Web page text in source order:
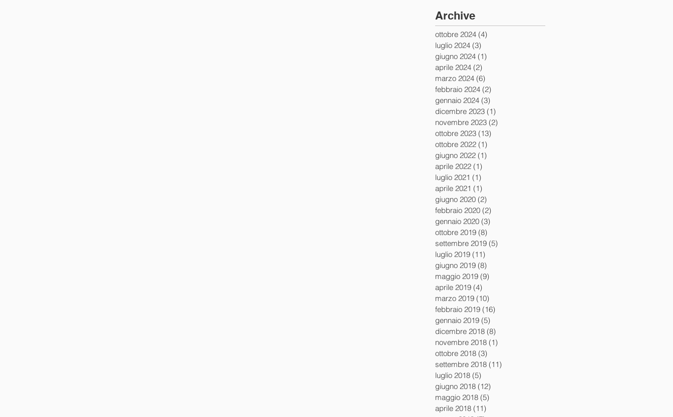
Archive
ottobre 2024 (4)
luglio 2024 (3)
giugno 2024 (1)
aprile 2024 (2)
marzo 2024 (6)
febbraio 2024 (2)
gennaio 2024 (3)
dicembre 2023 (1)
novembre 2023 (2)
ottobre 2023 (13)
ottobre 2022 (1)
giugno 2022 (1)
aprile 2022 (1)
luglio 2021 (1)
aprile 2021 (1)
giugno 2020 (2)
febbraio 2020 (2)
gennaio 2020 (3)
ottobre 2019 (8)
settembre 2019 (5)
luglio 2019 (11)
giugno 2019 (8)
maggio 2019 (9)
aprile 2019 (4)
marzo 2019 (10)
febbraio 2019 (16)
gennaio 2019 (5)
dicembre 2018 (8)
novembre 2018 (1)
ottobre 2018 (3)
settembre 2018 (11)
luglio 2018 (5)
giugno 2018 (12)
maggio 2018 (5)
aprile 2018 (11)